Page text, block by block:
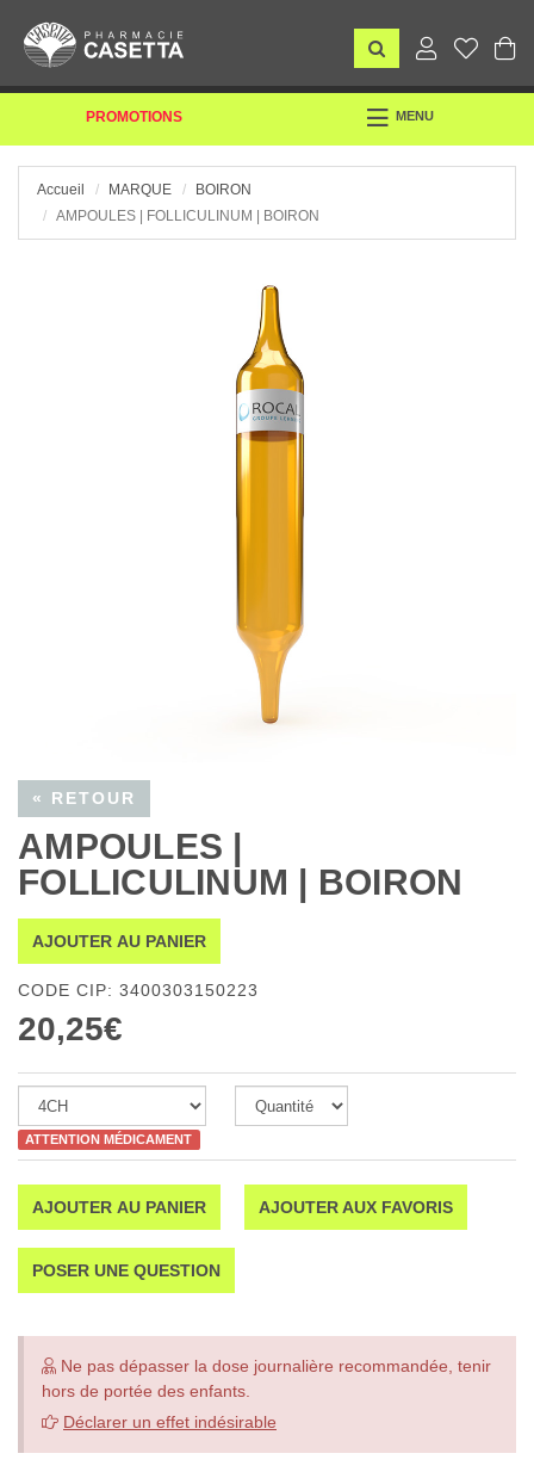
PROMOTIONS
TOGGLE
MENU
Accueil MARQUE
BOIRON
AMPOULES | FOLLICULINUM | BOIRON
« RETOUR
AMPOULES |
FOLLICULINUM | BOIRON
AJOUTER AU PANIER
CODE CIP: 3400303150223
20,25€
ATTENTION MÉDICAMENT
AJOUTER AU PANIER AJOUTER AUX FAVORIS
POSER UNE QUESTION
Ne pas dépasser la dose journalière recommandée, tenir
hors de portée des enfants.
Déclarer un effet indésirable